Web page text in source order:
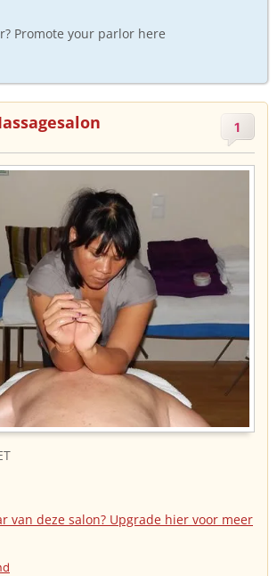
Promote your parlor here
1
van deze salon? Upgrade hier voor meer